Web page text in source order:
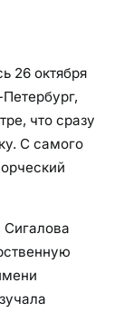
26 октября
что сразу
С самого
Сигалова